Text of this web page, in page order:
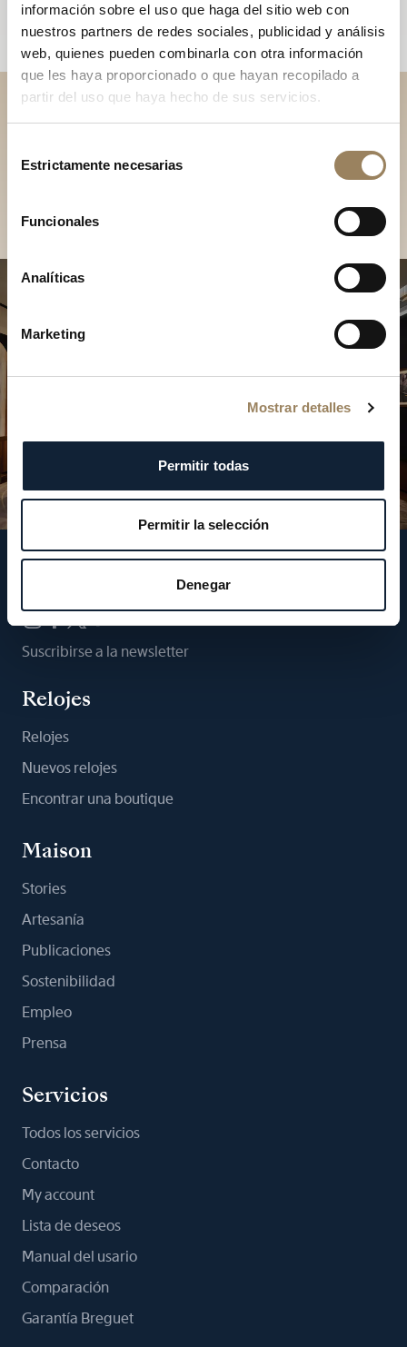
información sobre el uso que haga del sitio web con
nuestros partners de redes sociales, publicidad y análisis
web, quienes pueden combinarla con otra información
que les haya proporcionado o que hayan recopilado a
partir del uso que haya hecho de sus servicios.
Estrictamente necesarias
Funcionales
Analíticas
Marketing
Mostrar detalles
Permitir todas
Permitir la selección
Denegar
Descubra nuestras
colecciones en boutique
Suscribirse a la newsletter
Relojes
Relojes
Nuevos relojes
Encontrar una boutique
Maison
Stories
Artesanía
Publicaciones
Sostenibilidad
Empleo
Prensa
Servicios
Todos los servicios
Contacto
My account
Lista de deseos
Manual del usario
Comparación
Garantía Breguet